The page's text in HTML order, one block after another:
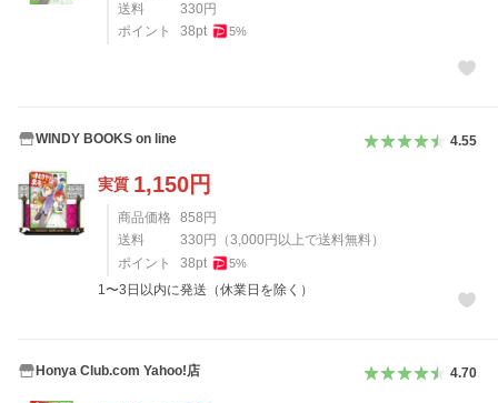
送料
330 円
ポイント
38pt 5%
WINDY BOOKS on line 4.55
実質 1,150円
商品価格 858 円
送料
330 円 （3,000 円以上で送料無料）
ポイント
38pt 5%
1〜3日以内に発送（休業日を除く）
Honya Club.com Yahoo!店 4.70